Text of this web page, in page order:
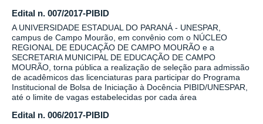
Edital n. 007/2017-PIBID
A UNIVERSIDADE ESTADUAL DO PARANÁ - UNESPAR,
campus de Campo Mourão, em convênio com o NÚCLEO
REGIONAL DE EDUCAÇÃO DE CAMPO MOURÃO e a
SECRETARIA MUNICIPAL DE EDUCAÇÃO DE CAMPO
MOURÃO, torna pública a realização de seleção para admissão
de acadêmicos das licenciaturas para participar do Programa
Institucional de Bolsa de Iniciação à Docência PIBID/UNESPAR,
até o limite de vagas estabelecidas por cada área
Edital n. 006/2017-PIBID